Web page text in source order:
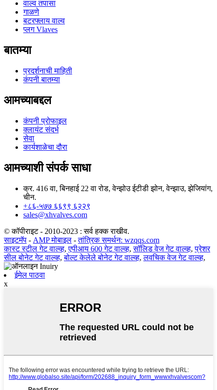
वाल्व तपासा
गाळणे
बटरफ्लाय वाल्व
प्लग Vlaves
बातम्या
प्रदर्शनाची माहिती
कंपनी बातम्या
आमच्याबद्दल
कंपनी प्रोफाइल
क्लायंट संदर्भ
सेवा
कार्यशाळेचा दौरा
आमच्याशी संपर्क साधा
क्र. 416 वा, बिनहाई 22 वा रोड, वेन्झोउ ईटीडी झोन, वेन्झाउ, झेजियांग,
चीन.
+८६-५७७ ६६९९ ६२२९
sales@xhvalves.com
© कॉपीराइट - 2010-2023 : सर्व हक्क राखीव.
साइटमॅप - AMP मोबाइल -तांत्रिक समर्थन: wzqqs.com
कास्ट स्टील गेट वाल्व्ह,एपीआय 600 गेट वाल्व्ह,सॉलिड वेज गेट वाल्व्ह,प्रेशर
सील बोनेट गेट वाल्व्ह,बोल्ट केलेले बोनेट गेट वाल्व्ह,लवचिक वेज गेट वाल्व्ह,
ईमेल पाठवा
x